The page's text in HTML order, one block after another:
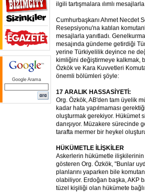
Google Arama
ilgili tartışmalara ılımlı mesajlarla
Cumhurbaşkanı Ahmet Necdet
Resepsiyonu'na katılan
mesajlarla yanıtladı.
mesajında gündeme getirdiği
yerine Türkiyelilik deyince ne
kimliğini değiştirmeye kalkmak,
Özkök ve Kara Kuvvetleri
önemli bölümleri şöyle:
17 ARALIK HASSASİYETİ:
Org. Özkök, AB'den tam üyelik
kadar hata yapılmaması
oluşturmak gerekiyor. Hükümet
danışıyor. Müzakere sürecinde
tarafta mermer bir heykel
HÜKÜMETLE İLİŞKİLER
Askerlerin hükümetle
gösteren Org. Özkök, "Bunlar
planlarını yaparken bile
olabiliyor. Erdoğan başka, AKP
tüzel kişiliği olan hükümete